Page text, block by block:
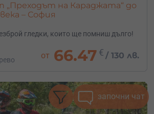
„Преходът на Караджата“ до
– София
гледки, които ще помниш дълго!
от 66.47 € /130 лв.
започни чат